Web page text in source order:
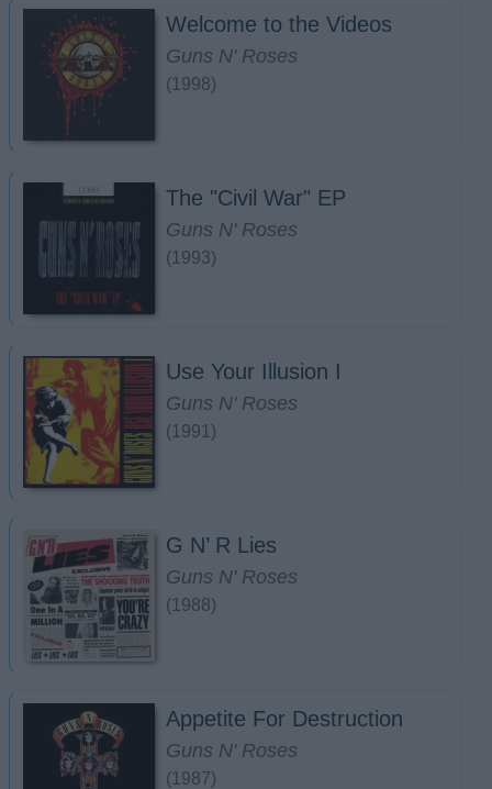
Welcome to the Videos
Guns N' Roses
(1998)
The "Civil War" EP
Guns N' Roses
(1993)
Use Your Illusion I
Guns N' Roses
(1991)
G N’ R Lies
Guns N' Roses
(1988)
Appetite For Destruction
Guns N' Roses
(1987)